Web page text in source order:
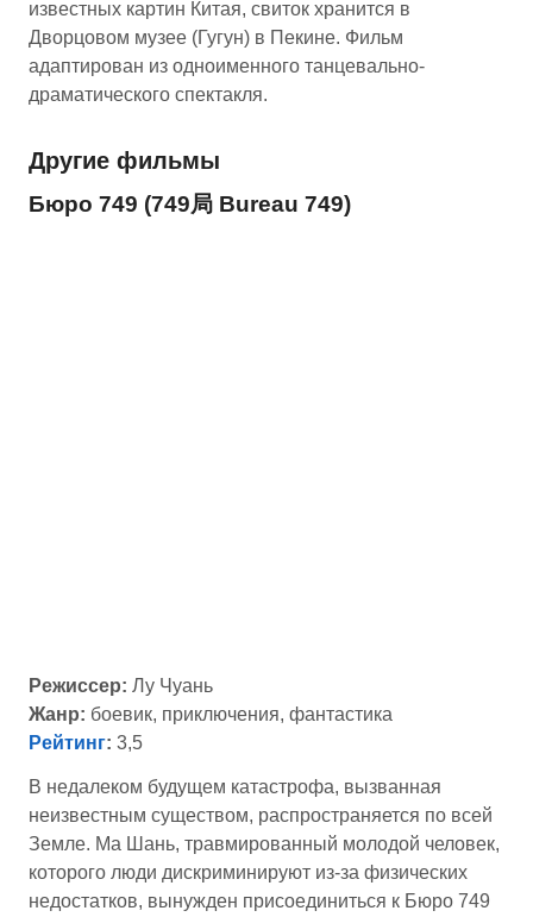
известных картин Китая, свиток хранится в
Дворцовом музее (Гугун) в Пекине. Фильм
адаптирован из одноименного танцевально-
драматического спектакля.
Другие фильмы
Бюро 749 (749局 Bureau 749)
Режиссер: Лу Чуань
Жанр: боевик, приключения, фантастика
Рейтинг: 3,5
В недалеком будущем катастрофа, вызванная
неизвестным существом, распространяется по всей
Земле. Ма Шань, травмированный молодой человек,
которого люди дискриминируют из-за физических
недостатков, вынужден присоединиться к Бюро 749